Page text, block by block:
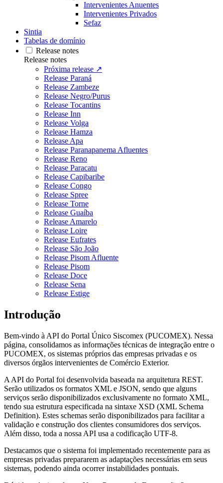
Intervenientes Anuentes
Intervenientes Privados
Sefaz
Sintia
Tabelas de domínio
Release notes
Release notes
Próxima release ↗
Release Paraná
Release Zambeze
Release Negro/Purus
Release Tocantins
Release Inn
Release Volga
Release Hamza
Release Apa
Release Paranapanema Afluentes
Release Reno
Release Paracatu
Release Capibaribe
Release Congo
Release Spree
Release Torne
Release Guaíba
Release Amarelo
Release Loire
Release Eufrates
Release São João
Release Pisom Afluente
Release Pisom
Release Doce
Release Sena
Release Estige
Introdução
Bem-vindo à API do Portal Único Siscomex (PUCOMEX). Nessa
página, consolidamos as informações técnicas de integração entre o
PUCOMEX, os sistemas próprios das empresas privadas e os
diversos órgãos intervenientes de Comércio Exterior.
A API do Portal foi desenvolvida baseada na arquitetura REST.
Serão utilizados os formatos XML e JSON, sendo que alguns
serviços serão disponibilizados exclusivamente no formato XML,
tendo sua estrutura especificada na sintaxe XSD (XML Schema
Definition). Estes schemas serão disponibilizados para facilitar a
validação e construção dos clientes consumidores dos serviços.
Além disso, toda a nossa API usa a codificação UTF-8.
Destacamos que o sistema foi implementado recentemente para as
empresas privadas prepararem as adaptações necessárias em seus
sistemas, podendo ainda ocorrer instabilidades pontuais.